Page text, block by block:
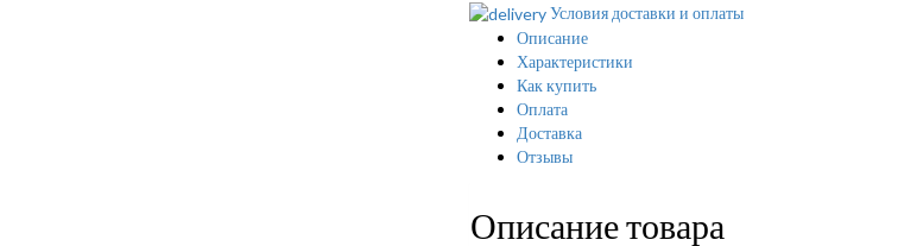
Условия доставки и оплаты
Описание
Характеристики
Как купить
Оплата
Доставка
Отзывы
Описание товара